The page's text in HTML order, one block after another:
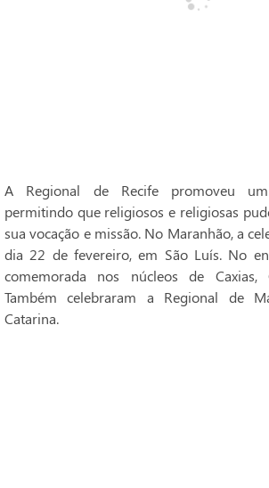
A Regional de Recife promoveu
permitindo que religiosos e religiosas
sua vocação e missão. No Maranhão, a
dia 22 de fevereiro, em São Luís. No
comemorada nos núcleos de Caxias,
Também celebraram a Regional de
Catarina.